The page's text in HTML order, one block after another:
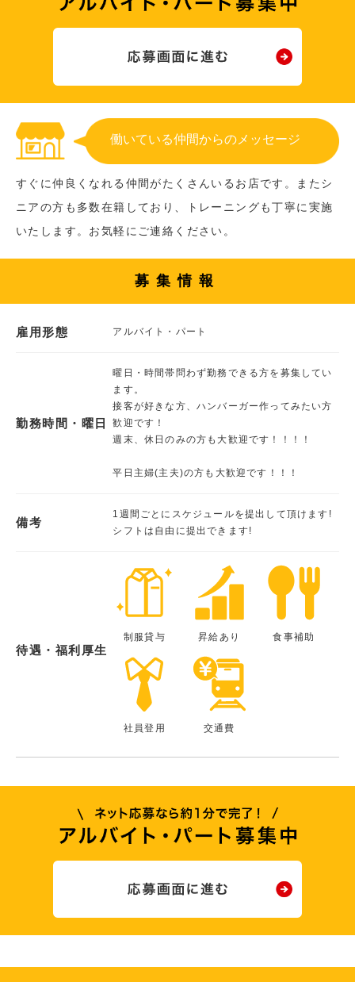
働いている仲間からのメッセージ
すぐに仲良くなれる仲間がたくさんいるお店です。またシ
ニアの方も多数在籍しており、トレーニングも丁寧に実施
いたします。お気軽にご連絡ください。
募集情報
雇用形態 アルバイト・パート
勤務時間・曜日
曜日・時間帯問わず勤務できる方を募集してい
ます。
接客が好きな方、ハンバーガー作ってみたい方
歓迎です！
週末、休日のみの方も大歓迎です！！！！
平日主婦(主夫)の方も大歓迎です！！！
備考
1週間ごとにスケジュールを提出して頂けます!
シフトは自由に提出できます!
待遇・福利厚生
制服貸与 昇給あり 食事補助
社員登用 交通費